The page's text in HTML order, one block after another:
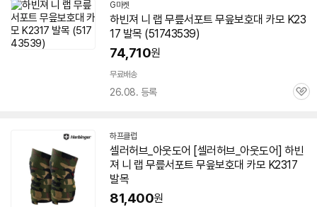
G마켓
하빈져 니 랩 무릎서포트 무읖보호대 카모 K23
17 발목 (51743539)
74,710원
무료배송
26.08. 등록
관
하프클럽
셀러허브_아웃도어 [셀러허브_아웃도어] 하빈
져 니 랩 무릎서포트 무읖보호대 카모 K2317
발목
81,400원